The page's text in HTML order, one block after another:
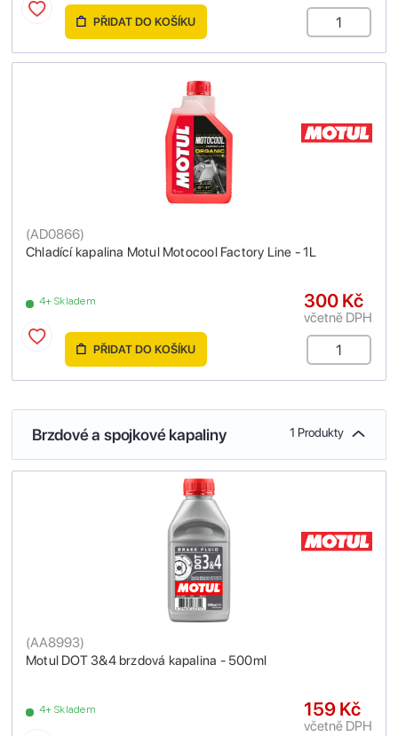
PŘIDAT DO KOŠÍKU
Chladící kapalina Motul Motocool Factory Line - 1L
(AD0866)
4+ Skladem 300 Kč
včetně DPH
PŘIDAT DO KOŠÍKU
Brzdové a spojkové kapaliny 1 Produkty
Motul DOT 3&4 brzdová kapalina - 500ml
(AA8993)
4+ Skladem 159 Kč
včetně DPH